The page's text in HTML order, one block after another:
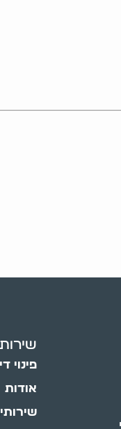
פינוי
אודות